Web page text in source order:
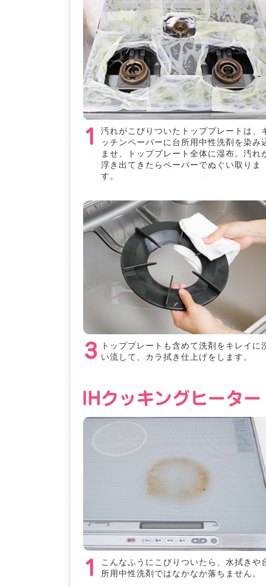
汚れがこびりついたトッププレートは、
ッチンペーパーに台所用中性洗剤を染み
ませ、トッププレート全体に湿布。汚れ
浮き出てきたらペーパーでぬぐい取りま
す。
トッププレートも含めて洗剤をキレイに
い流して、カラ拭き仕上げをします。
こんなふうにこびりついたら、水拭きや
所用中性洗剤ではなかなか落ちません。